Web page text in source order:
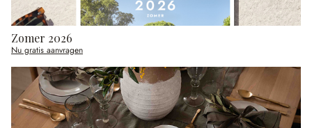
Zomer 2026
Nu gratis aanvragen